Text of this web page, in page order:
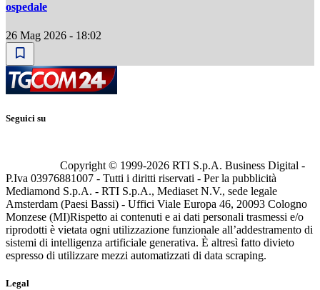
ospedale
26 Mag 2026 - 18:02
Seguici su
Copyright © 1999-2026 RTI S.p.A. Business Digital -
P.Iva 03976881007 - Tutti i diritti riservati - Per la pubblicità
Mediamond S.p.A. - RTI S.p.A., Mediaset N.V., sede legale
Amsterdam (Paesi Bassi) - Uffici Viale Europa 46, 20093 Cologno
Monzese (MI)Rispetto ai contenuti e ai dati personali trasmessi e/o
riprodotti è vietata ogni utilizzazione funzionale all’addestramento di
sistemi di intelligenza artificiale generativa. È altresì fatto divieto
espresso di utilizzare mezzi automatizzati di data scraping.
Legal